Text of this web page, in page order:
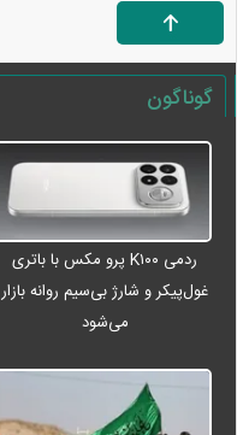
گوناگون
ردمی K۱۰۰ پرو مکس با باتری
غول‌پیکر و شارژ بی‌سیم روانه بازار
می‌شود